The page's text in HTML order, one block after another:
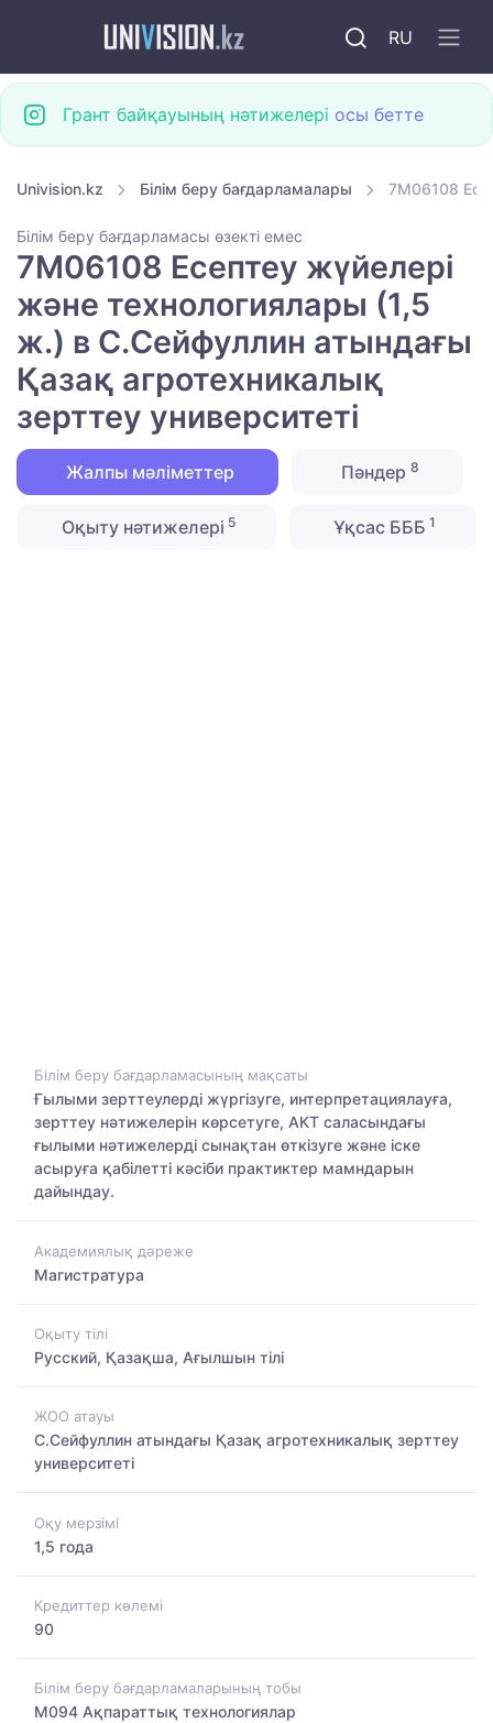
RU
Грант байқауының нәтижелері осы бетте
Univision.kz Білім беру бағдарламалары 7M06108
Білім беру бағдарламасы өзекті емес
7M06108 Есептеу жүйелері
және технологиялары (1,5
ж.) в С.Сейфуллин атындағы
Қазақ агротехникалық
зерттеу университеті
Жалпы мәліметтер Пәндер 8
Оқыту нәтижелері 5 Ұқсас БББ 1
Білім беру бағдарламасының мақсаты
Ғылыми зерттеулерді жүргізуге, интерпретациялауға,
зерттеу нәтижелерін көрсетуге, АКТ саласындағы
ғылыми нәтижелерді сынақтан өткізуге және іске
асыруға қабілетті кәсіби практиктер мамндарын
дайындау.
Академиялық дәреже
Магистратура
Оқыту тілі
Русский, Қазақша, Ағылшын тілі
ЖОО атауы
С.Сейфуллин атындағы Қазақ агротехникалық зерттеу
университеті
Оқу мерзімі
1,5 года
Кредиттер көлемі
90
Білім беру бағдарламаларының тобы
M094 Ақпараттық технологиялар